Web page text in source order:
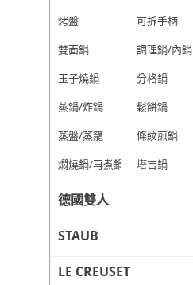
烤盤
可拆手柄
雙面鍋
調理鍋/內鍋
玉子燒鍋
分格鍋
蒸鍋/炸鍋
鬆餅鍋
蒸盤/蒸籠
條紋煎鍋
燜燒鍋/再煮鍋
塔吉鍋
德國雙人
STAUB
LE CREUSET